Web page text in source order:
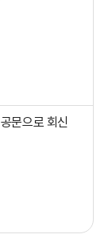
문으로 회신